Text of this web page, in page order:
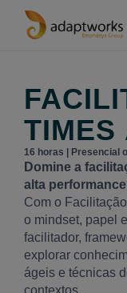
TIMES
16 horas | Presencial
Domine a
alta performance
Com o
o mindset, papel
facilitador,
explorar
ágeis e técnicas
contextos.